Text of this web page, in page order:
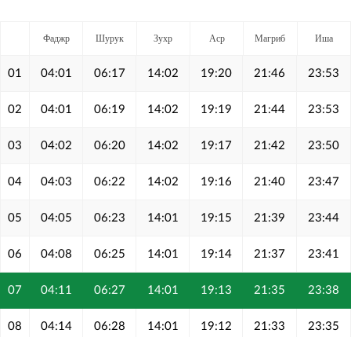
Фаджр Шурук Зухр Аср Магриб Иша
01 04:01 06:17 14:02 19:20 21:46 23:53
02 04:01 06:19 14:02 19:19 21:44 23:53
03 04:02 06:20 14:02 19:17 21:42 23:50
04 04:03 06:22 14:02 19:16 21:40 23:47
05 04:05 06:23 14:01 19:15 21:39 23:44
06 04:08 06:25 14:01 19:14 21:37 23:41
07 04:11 06:27 14:01 19:13 21:35 23:38
08 04:14 06:28 14:01 19:12 21:33 23:35